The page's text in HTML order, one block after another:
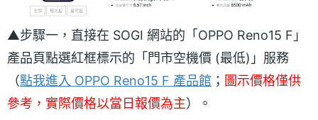
▲步驟一，直接在 SOGI 網站的「OPPO Reno15 F」
產品頁點選紅框標示的「門市空機價 (最低)」服務
（點我進入 OPPO Reno15 F 產品館 ； 圖示價格僅供
參考，實際價格以當日報價為主）。